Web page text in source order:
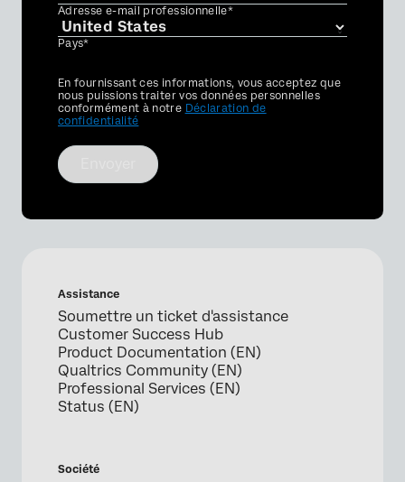
Adresse e-mail professionnelle*
Pays*
Privacy
Optin
En fournissant ces informations, vous acceptez que
nous puissions traiter vos données personnelles
conformément à notre Déclaration de
confidentialité
Assistance
Soumettre un ticket d'assistance
Customer Success Hub
Product Documentation (EN)
Qualtrics Community (EN)
Professional Services (EN)
Status (EN)
Société